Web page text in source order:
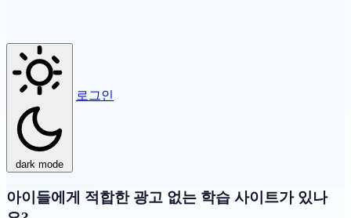
dark mode
로그인
아이들에게 적합한 광고 없는 학습 사이트가 있나